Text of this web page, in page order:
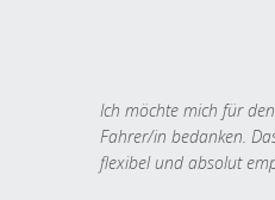
Ich möchte mich für
Fahrer/in bedanken.
flexibel und absolut